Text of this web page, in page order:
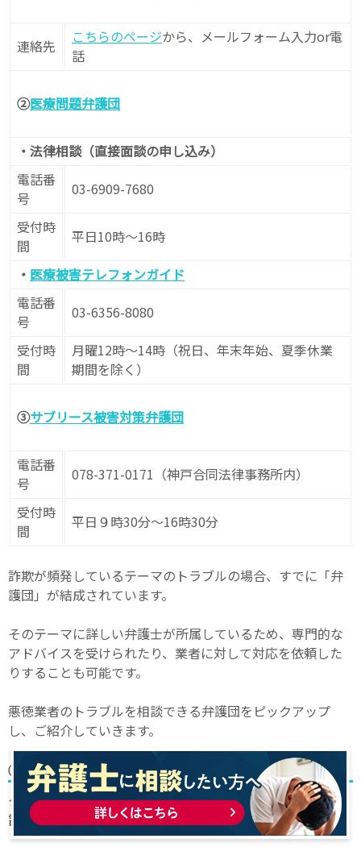
連絡先 こちらのページから、メールフォーム入力or電
話
②医療問題弁護団
・法律相談（直接面談の申し込み）
電話番
号
03-6909-7680
受付時
間
平日10時～16時
・ 医療被害テレフォンガイド
電話番
号
03-6356-8080
受付時
間
月曜12時～14時（祝日、年末年始、夏季休業
期間を除く）
③サブリース被害対策弁護団
電話番
号
078-371-0171（神戸合同法律事務所内）
受付時
間
平日９時30分～16時30分
詐欺が頻発しているテーマのトラブルの場合、すでに「弁
護団」が結成されています。
そのテーマに詳しい弁護士が所属しているため、専門的な
アドバイスを受けられたり、業者に対して対応を依頼した
りすることも可能です。
悪徳業者のトラブルを相談できる弁護団をピックアップ
し、ご紹介していきます。
①クレジット・リース対策弁護団
クレジットカードを使い、多額の契約をしたトラブルを相
談できる弁護団です。